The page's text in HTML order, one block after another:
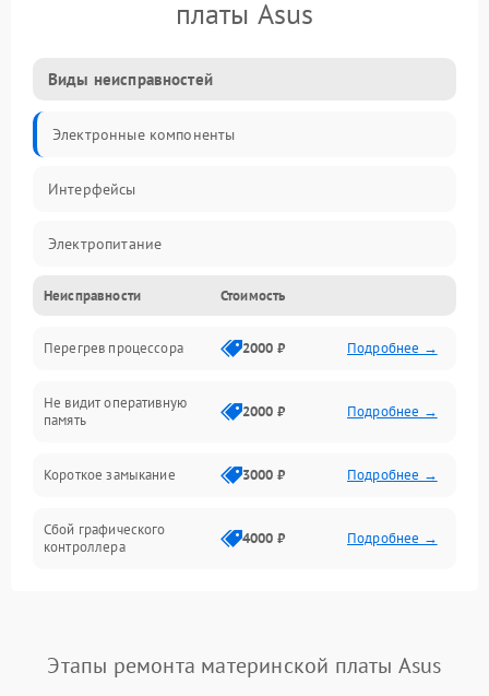
платы Asus
Виды неисправностей
Электронные компоненты
Интерфейсы
Электропитание
Корпус/Герметичность
Механика
ПО/Микропрограмма
Неисправности Стоимость
Перегрев процессора 2000 ₽ Подробнее →
Не видит оперативную
память
2000 ₽ Подробнее →
Короткое замыкание 3000 ₽ Подробнее →
Сбой графического
контроллера
4000 ₽ Подробнее →
Этапы ремонта материнской платы Asus